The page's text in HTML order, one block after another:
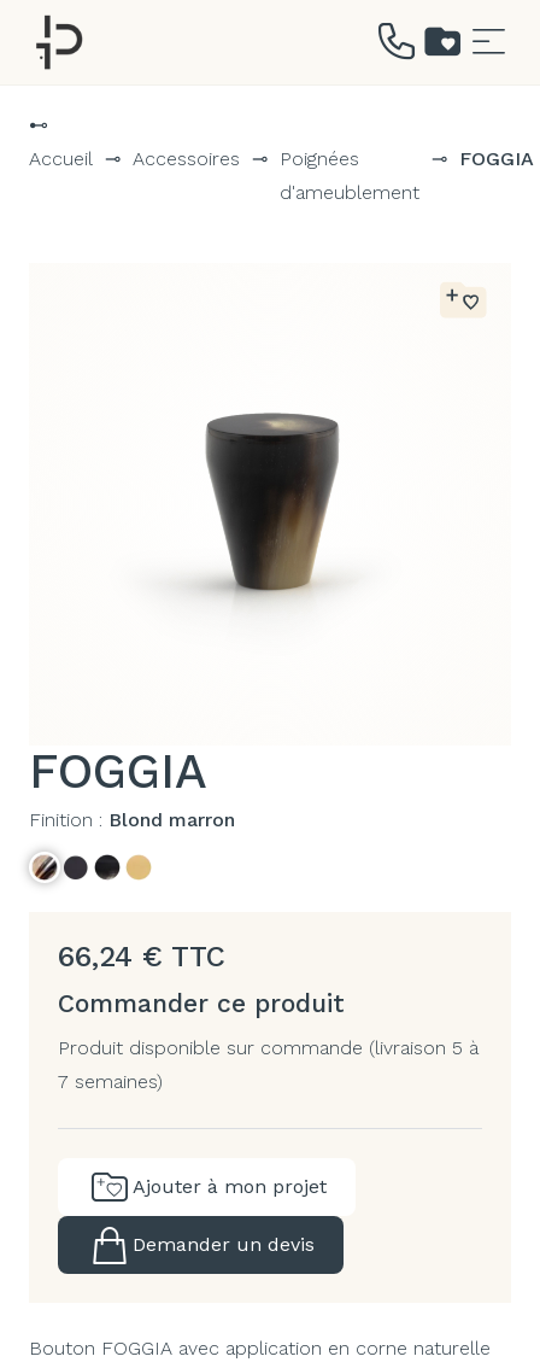
⊷
Accueil ⊸ Accessoires ⊸
Poignées
d'ameublement
⊸ FOGGIA
FOGGIA
Finition : Blond marron
66,24 € TTC
Commander ce produit
Produit disponible sur commande (livraison 5 à
7 semaines)
Ajouter à mon projet
Demander un devis
Bouton FOGGIA avec application en corne naturelle